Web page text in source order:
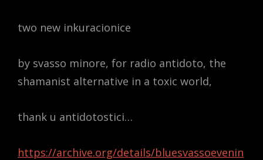
two new inkuracionice
by svasso minore, for radio antidoto, the
shamanist alternative in a toxic world,
thank u antidotostici…
https://archive.org/details/bluesvassoevenin